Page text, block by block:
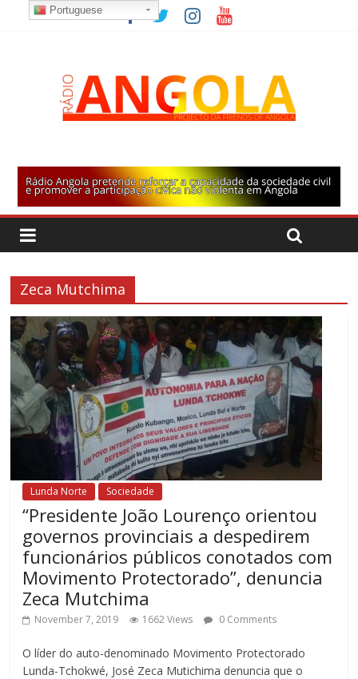
Zeca Mutchima
Lunda Norte Sociedade
“Presidente João Lourenço orientou
governos provinciais a despedirem
funcionários públicos conotados com
Movimento Protectorado”, denuncia
Zeca Mutchima
November 7, 2019 1662 Views 0 Comments
O líder do auto-denominado Movimento Protectorado
Lunda-Tchokwé, José Zeca Mutichima denuncia que o
Portuguese